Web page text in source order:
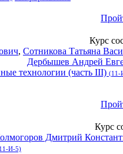
Курс
, Сотникова Татьяна
Дербышев Андрей
технологии (часть ΙII) (11-
Курс
Дмитрий
И-5)